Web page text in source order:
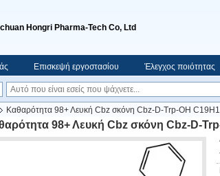
Hongri Pharma-Tech Co, Ltd
Επισκεψή εργοστασίου Έλεγχος ποιότητας
Καθαρότητα 98+ Λευκή Cbz σκόνη Cbz-D-Trp-OH
98+ Λευκή Cbz σκόνη Cbz-D-